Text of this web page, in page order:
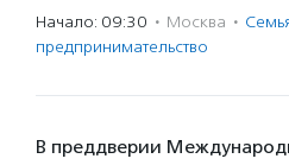
Начало: 09:30 · Москва ·
предпри­нима­тель­ство
В преддверии